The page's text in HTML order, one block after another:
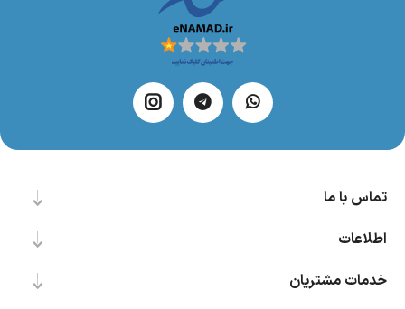
تماس با ما
اطلاعات
خدمات مشتریان